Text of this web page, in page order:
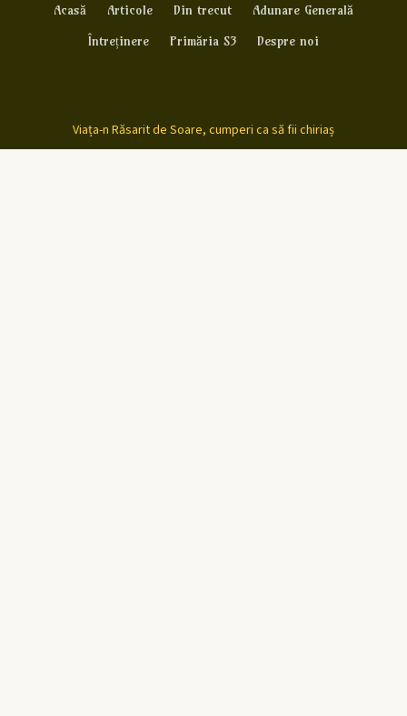
Acasă Articole Din trecut
Adunare Generală
Întreținere
Primăria S3 Despre noi
Viața-n Răsarit de Soare, cumperi ca să fii chiriaș